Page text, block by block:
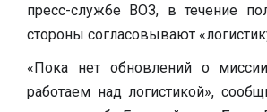
пресс-службе ВОЗ, в течение
стороны согласовывают
«Пока нет обновлений о
работаем над логистикой»,